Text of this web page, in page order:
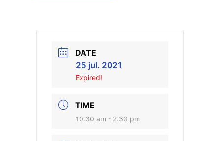
DATE
25 jul. 2021
Expired!
TIME
10:30 am - 2:30 pm